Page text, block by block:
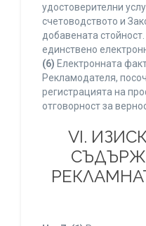
удостоверителни
счетоводството и
добавената
единствено
(6) Електронната
Рекламодателя,
регистрацията на
отговорност за
VI.